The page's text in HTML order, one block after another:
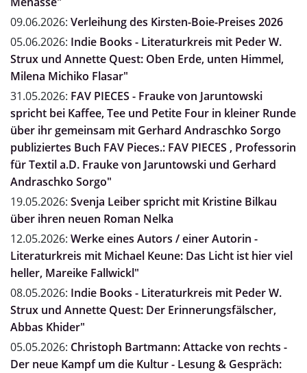
09.06.2026: Verleihung des Kirsten-Boie-Preises 2026
05.06.2026: Indie Books - Literaturkreis mit Peder W.
Strux und Annette Quest: Oben Erde, unten Himmel,
Milena Michiko Flasar"
31.05.2026: FAV PIECES - Frauke von Jaruntowski
spricht bei Kaffee, Tee und Petite Four in kleiner Runde
über ihr gemeinsam mit Gerhard Andraschko Sorgo
publiziertes Buch FAV Pieces.: FAV PIECES , Professorin
für Textil a.D. Frauke von Jaruntowski und Gerhard
Andraschko Sorgo"
19.05.2026: Svenja Leiber spricht mit Kristine Bilkau
über ihren neuen Roman Nelka
12.05.2026: Werke eines Autors / einer Autorin -
Literaturkreis mit Michael Keune: Das Licht ist hier viel
heller, Mareike Fallwickl"
08.05.2026: Indie Books - Literaturkreis mit Peder W.
Strux und Annette Quest: Der Erinnerungsfälscher,
Abbas Khider"
05.05.2026: Christoph Bartmann: Attacke von rechts -
Der neue Kampf um die Kultur - Lesung & Gespräch: